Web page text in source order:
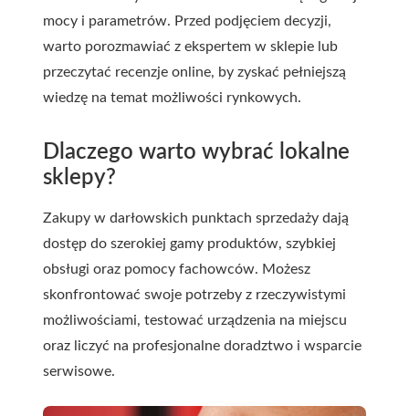
mocy i parametrów. Przed podjęciem decyzji,
warto porozmawiać z ekspertem w sklepie lub
przeczytać recenzje online, by zyskać pełniejszą
wiedzę na temat możliwości rynkowych.
Dlaczego warto wybrać lokalne
sklepy?
Zakupy w darłowskich punktach sprzedaży dają
dostęp do szerokiej gamy produktów, szybkiej
obsługi oraz pomocy fachowców. Możesz
skonfrontować swoje potrzeby z rzeczywistymi
możliwościami, testować urządzenia na miejscu
oraz liczyć na profesjonalne doradztwo i wsparcie
serwisowe.